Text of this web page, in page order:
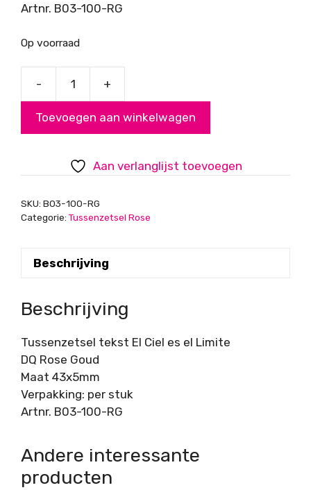
Artnr. B03-100-RG
Op voorraad
-
El
es
el
DQ
+
Toevoegen aan winkelwagen
Aan verlanglijst toevoegen
SKU: B03-100-RG
Categorie:Tussenzetsel Rose
Beschrijving
Beschrijving
Tussenzetsel tekst El Ciel es el Limite
DQ Rose Goud
Maat 43x5mm
Verpakking: per stuk
Artnr. B03-100-RG
Andere interessante
producten